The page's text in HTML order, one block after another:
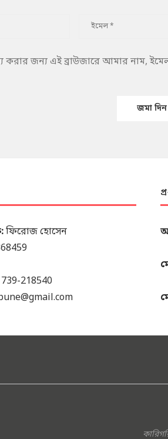
করার জন্য এই ব্রাউজারে আমার নাম,
ফিরোজ হোসেন
218540